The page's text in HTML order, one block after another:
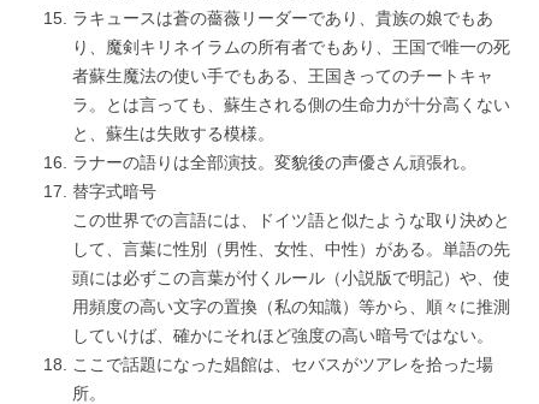
ラキュースは蒼の薔薇リーダーであり、貴族の娘でもあ
り、魔剣キリネイラムの所有者でもあり、王国で唯一の死
者蘇生魔法の使い手でもある、王国きってのチートキャ
ラ。とは言っても、蘇生される側の生命力が十分高くない
と、蘇生は失敗する模様。
ラナーの語りは全部演技。変貌後の声優さん頑張れ。
替字式暗号
この世界での言語には、ドイツ語と似たような取り決めと
して、言葉に性別（男性、女性、中性）がある。単語の先
頭には必ずこの言葉が付くルール（小説版で明記）や、使
用頻度の高い文字の置換（私の知識）等から、順々に推測
していけば、確かにそれほど強度の高い暗号ではない。
ここで話題になった娼館は、セバスがツアレを拾った場
所。